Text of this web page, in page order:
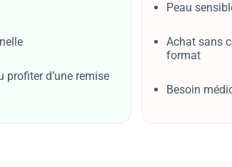
d’une remise
Peau
Achat sans
format
Besoin